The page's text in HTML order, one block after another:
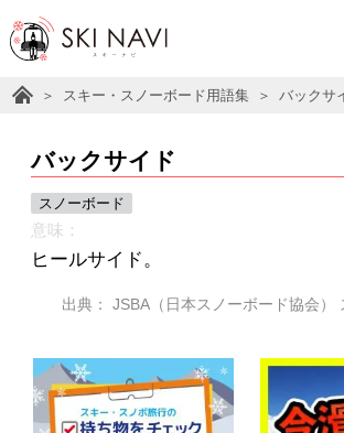
スキー・スノーボード用語集 バックサ
バックサイド
スノーボード
意味：
ヒールサイド。
出典： JSBA（日本スノーボード協会）